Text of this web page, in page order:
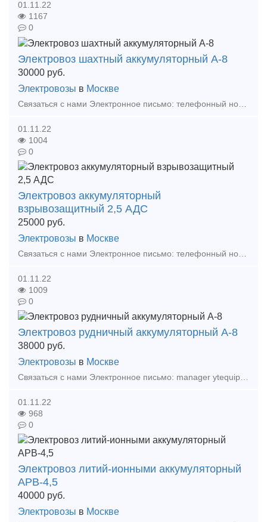
01.11.22
1167
0
Электровоз шахтный аккумуляторный А-8
30000 руб.
Электровозы в Москве
01.11.22
1004
0
Электровоз аккумуляторный
взрывозащитный 2,5 АДС
25000 руб.
Электровозы в Москве
01.11.22
1009
0
Электровоз рудничный аккумуляторный А-8
38000 руб.
Электровозы в Москве
Связаться с нами Электронное письмо: manager ytequipment net export ytequipment net Веб-сайт: ytminig net/ телефонный номер: +86 17369222201 86 - 731 - 58528855
01.11.22
968
0
Электровоз литий-ионными аккумуляторный
АРВ-4,5
40000 руб.
Электровозы в Москве